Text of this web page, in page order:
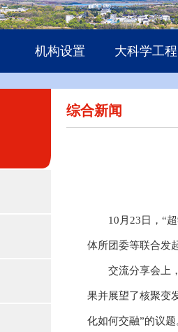
机构设置 大科学工程
综合新闻
10月23日，“
体所团委等联合发
交流分享会上
果并展望了核聚变
化如何交融”的议